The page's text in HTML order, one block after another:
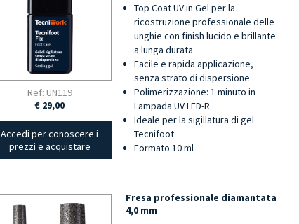
Ref: UN119
€ 29,00
Accedi per conoscere i
prezzi e acquistare
Top Coat UV in Gel per la
ricostruzione professionale delle
unghie con finish lucido e brillante
a lunga durata
Facile e rapida applicazione,
senza strato di dispersione
Polimerizzazione: 1 minuto in
Lampada UV LED-R
Ideale per la sigillatura di gel
Tecnifoot
Formato 10 ml
Fresa professionale diamantata
4,0 mm